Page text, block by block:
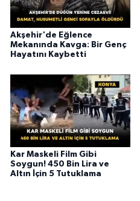
Akşehir'de Eğlence
Mekanında Kavga: Bir Genç
Hayatını Kaybetti
Kar Maskeli Film Gibi
Soygun! 450 Bin Lira ve
Altın İçin 5 Tutuklama